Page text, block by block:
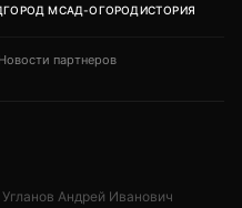
ГОРОД МСАД-ОГОРОДИСТОРИЯ
Новости партнеров
Андрей Иванович